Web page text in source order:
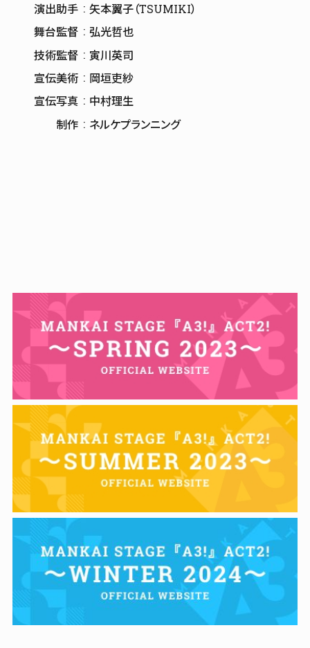
演出助手
矢本翼子（TSUMIKI）
舞台監督
弘光哲也
技術監督
寅川英司
宣伝美術
岡垣吏紗
宣伝写真
中村理生
制作
ネルケプランニング